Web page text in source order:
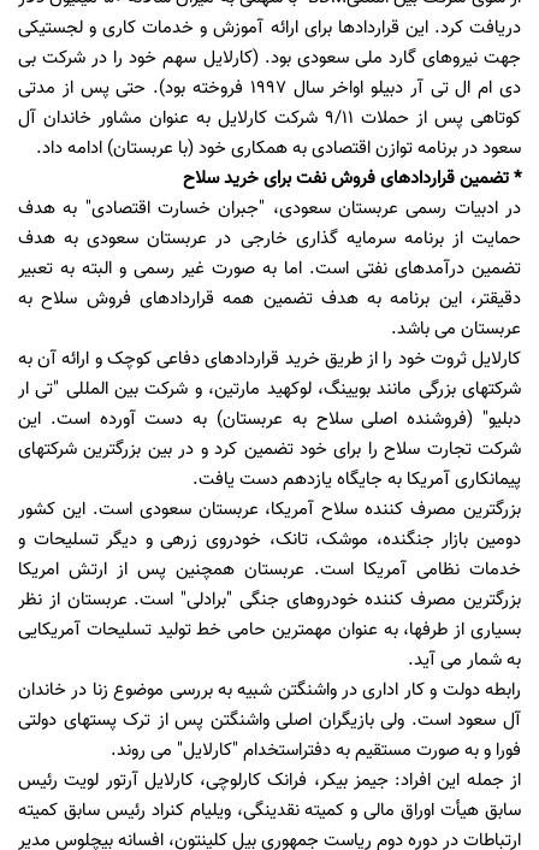
دریافت کرد. این قراردادها برای ارائه آموزش و خدمات کاری و لجستیکی
جهت نیروهای گارد ملی سعودی بود. (کارلایل سهم خود را در شرکت بی
دی ام ال تی آر دبیلو اواخر سال 1997 فروخته بود). حتی پس از مدتی
کوتاهی پس از حملات 9/11 شرکت کارلایل به عنوان مشاور خاندان آل
سعود در برنامه توازن اقتصادی به همکاری خود (با عربستان) ادامه داد.
* تضمین قراردادهای فروش نفت برای خرید سلاح
در ادبیات رسمی عربستان سعودی، "جبران خسارت اقتصادی" به هدف
حمایت از برنامه سرمایه گذاری خارجی در عربستان سعودی به هدف
تضمین درآمدهای نفتی است. اما به صورت غیر رسمی و البته به تعبیر
دقیقتر، این برنامه به هدف تضمین همه قراردادهای فروش سلاح به
عربستان می باشد.
کارلایل ثروت خود را از طریق خرید قراردادهای دفاعی کوچک و ارائه آن به
شرکتهای بزرگی مانند بویینگ، لوکهید مارتین، و شرکت بین المللی "تی ار
دبلیو" (فروشنده اصلی سلاح به عربستان) به دست آورده است. این
شرکت تجارت سلاح را برای خود تضمین کرد و در بین بزرگترین شرکتهای
پیمانکاری آمریکا به جایگاه یازدهم دست یافت.
بزرگترین مصرف کننده سلاح آمریکا، عربستان سعودی است. این کشور
دومین بازار جنگنده‌، موشک، تانک، خودروی زرهی و دیگر تسلیحات و
خدمات نظامی آمریکا است. عربستان همچنین پس از ارتش امریکا
بزرگترین مصرف کننده خودروهای جنگی "برادلی" است. عربستان از نظر
بسیاری از طرفها، به عنوان مهمترین حامی خط تولید تسلیحات آمریکایی
به شمار می آید.
رابطه دولت و کار اداری در واشنگتن شبیه به بررسی موضوع زنا در خاندان
آل سعود است. ولی بازیگران اصلی واشنگتن پس از ترک پستهای دولتی
فورا و به صورت مستقیم به دفتراستخدام "کارلایل" می روند.
از جمله این افراد: جیمز بیکر، فرانک کارلوچی، کارلایل آرتور لویت رئیس
سابق هیأت اوراق مالی و کمیته نقدینگی، ویلیام کنراد رئیس سابق کمیته
ارتباطات در دوره دوم ریاست جمهوری بیل کلینتون، افسانه بیچلوس مدیر